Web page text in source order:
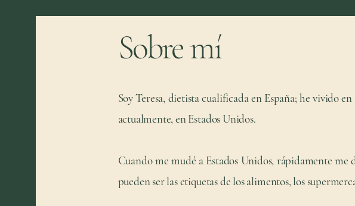
Sobre mí
Soy Teresa, dietista cualificada en España; he vivido
actualmente, en Estados Unidos.
Cuando me mudé a Estados Unidos, rápidamente me
pueden ser las etiquetas de los alimentos, los